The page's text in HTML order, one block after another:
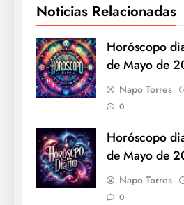
Noticias Relacionadas
Horóscopo
de Mayo de
Napo Torres
0
Horóscopo
de Mayo de
Napo Torres
0